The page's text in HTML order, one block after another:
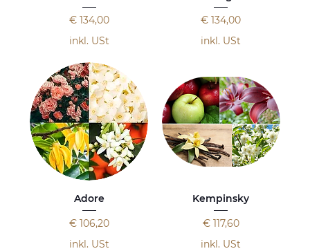
Preis
€ 134,00
inkl. USt
Preis
€ 134,00
inkl. USt
Adore
Preis
€ 106,20
inkl. USt
Kempinsky
Preis
€ 117,60
inkl. USt